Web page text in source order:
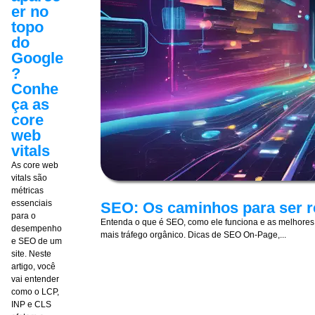
er no
topo
do
Google
?
Conhe
ça as
core
web
vitals
As core web
vitals são
métricas
essenciais
para o
desempenho
e SEO de um
site. Neste
artigo, você
vai entender
como o LCP,
INP e CLS
SEO: Os caminhos para ser
Entenda o que é SEO, como ele funciona e as
mais tráfego orgânico. Dicas de SEO On-Page,...